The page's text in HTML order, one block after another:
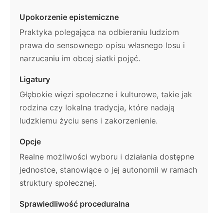
Upokorzenie epistemiczne
Praktyka polegająca na odbieraniu ludziom
prawa do sensownego opisu własnego losu i
narzucaniu im obcej siatki pojęć.
Ligatury
Głębokie więzi społeczne i kulturowe, takie jak
rodzina czy lokalna tradycja, które nadają
ludzkiemu życiu sens i zakorzenienie.
Opcje
Realne możliwości wyboru i działania dostępne
jednostce, stanowiące o jej autonomii w ramach
struktury społecznej.
Sprawiedliwość proceduralna